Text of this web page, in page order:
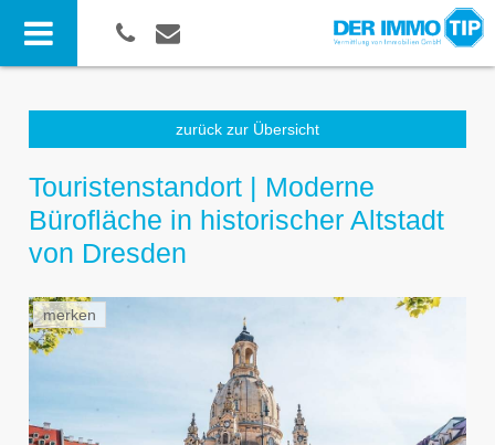
zurück zur Übersicht
Touristenstandort | Moderne
Bürofläche in historischer Altstadt
von Dresden
merken